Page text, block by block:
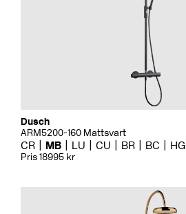
Dusch
ARM5200-160 Mattsvart
CR MB LU CU BR BC HG
Pris 18995 kr